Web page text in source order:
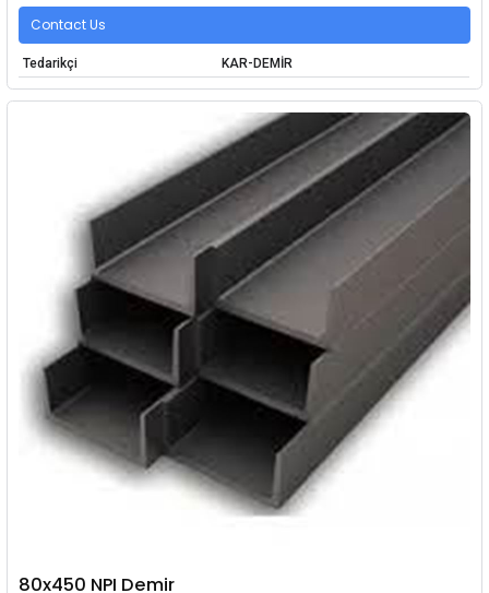
Contact Us
Tedarikçi KAR-DEMİR
80x450 NPI Demir